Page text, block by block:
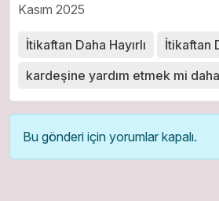
Kasım 2025
İtikaftan Daha Hayırlı
İtikaftan
kardeşine yardım etmek mi
Bu gönderi için yorumlar kapalı.